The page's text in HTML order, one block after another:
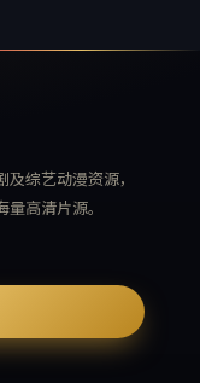
综艺动漫资源，
高清片源。